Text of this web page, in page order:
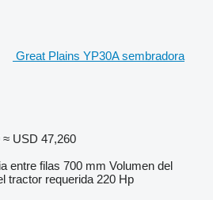
Great Plains YP30A sembradora
≈ USD 47,260
entre filas 700 mm Volumen del
tractor requerida 220 Hp